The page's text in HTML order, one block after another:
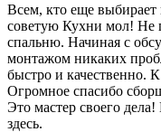
Всем, кто еще выбирает
советую Кухни мол! Не
спальню. Начиная с
монтажом никаких
быстро и качественно.
Огромное спасибо
Это мастер своего
здесь.